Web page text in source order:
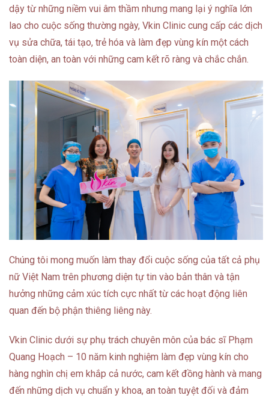
dậy từ những niềm vui âm thầm nhưng mang lại ý nghĩa lớn
lao cho cuộc sống thường ngày, Vkin Clinic cung cấp các dịch
vụ sửa chữa, tái tạo, trẻ hóa và làm đẹp vùng kín một cách
toàn diện, an toàn với những cam kết rõ ràng và chắc chắn.
Chúng tôi mong muốn làm thay đổi cuộc sống của tất cả phụ
nữ Việt Nam trên phương diện tự tin vào bản thân và tận
hưởng những cảm xúc tích cực nhất từ các hoạt động liên
quan đến bộ phận thiêng liêng này.
Vkin Clinic dưới sự phụ trách chuyên môn của bác sĩ Phạm
Quang Hoạch – 10 năm kinh nghiệm làm đẹp vùng kín cho
hàng nghìn chị em khắp cả nước, cam kết đồng hành và mang
đến những dịch vụ chuẩn y khoa, an toàn tuyệt đối và đảm